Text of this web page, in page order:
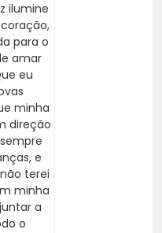
ilumine
para o
amar
eu
minha
direção
e
terei
minha
a
o